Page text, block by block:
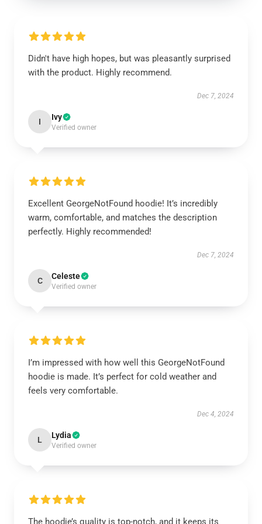
Didn't have high hopes, but was pleasantly surprised
with the product. Highly recommend.
Dec 7, 2024
I Ivy
Verified owner
Excellent GeorgeNotFound hoodie! It’s incredibly
warm, comfortable, and matches the description
perfectly. Highly recommended!
Dec 7, 2024
C Celeste
Verified owner
I’m impressed with how well this GeorgeNotFound
hoodie is made. It’s perfect for cold weather and
feels very comfortable.
Dec 4, 2024
L Lydia
Verified owner
The hoodie’s quality is top-notch, and it keeps its